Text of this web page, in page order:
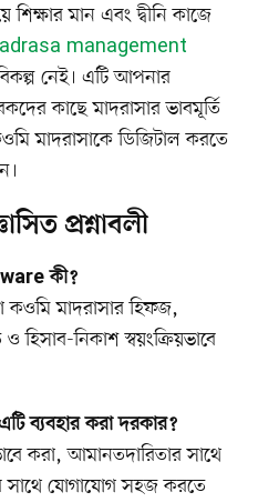
শিক্ষার মান এবং দ্বীনি কাজে
management
নেই। এটি আপনার
কাছে মাদরাসার ভাবমূর্তি
মাদরাসাকে ডিজিটাল করতে
প্রশ্নাবলী
কী?
কওমি মাদরাসার হিফজ,
হিসাব-নিকাশ স্বয়ংক্রিয়ভাবে
ব্যবহার করা দরকার?
করা, আমানতদারিতার সাথে
সাথে যোগাযোগ সহজ করতে